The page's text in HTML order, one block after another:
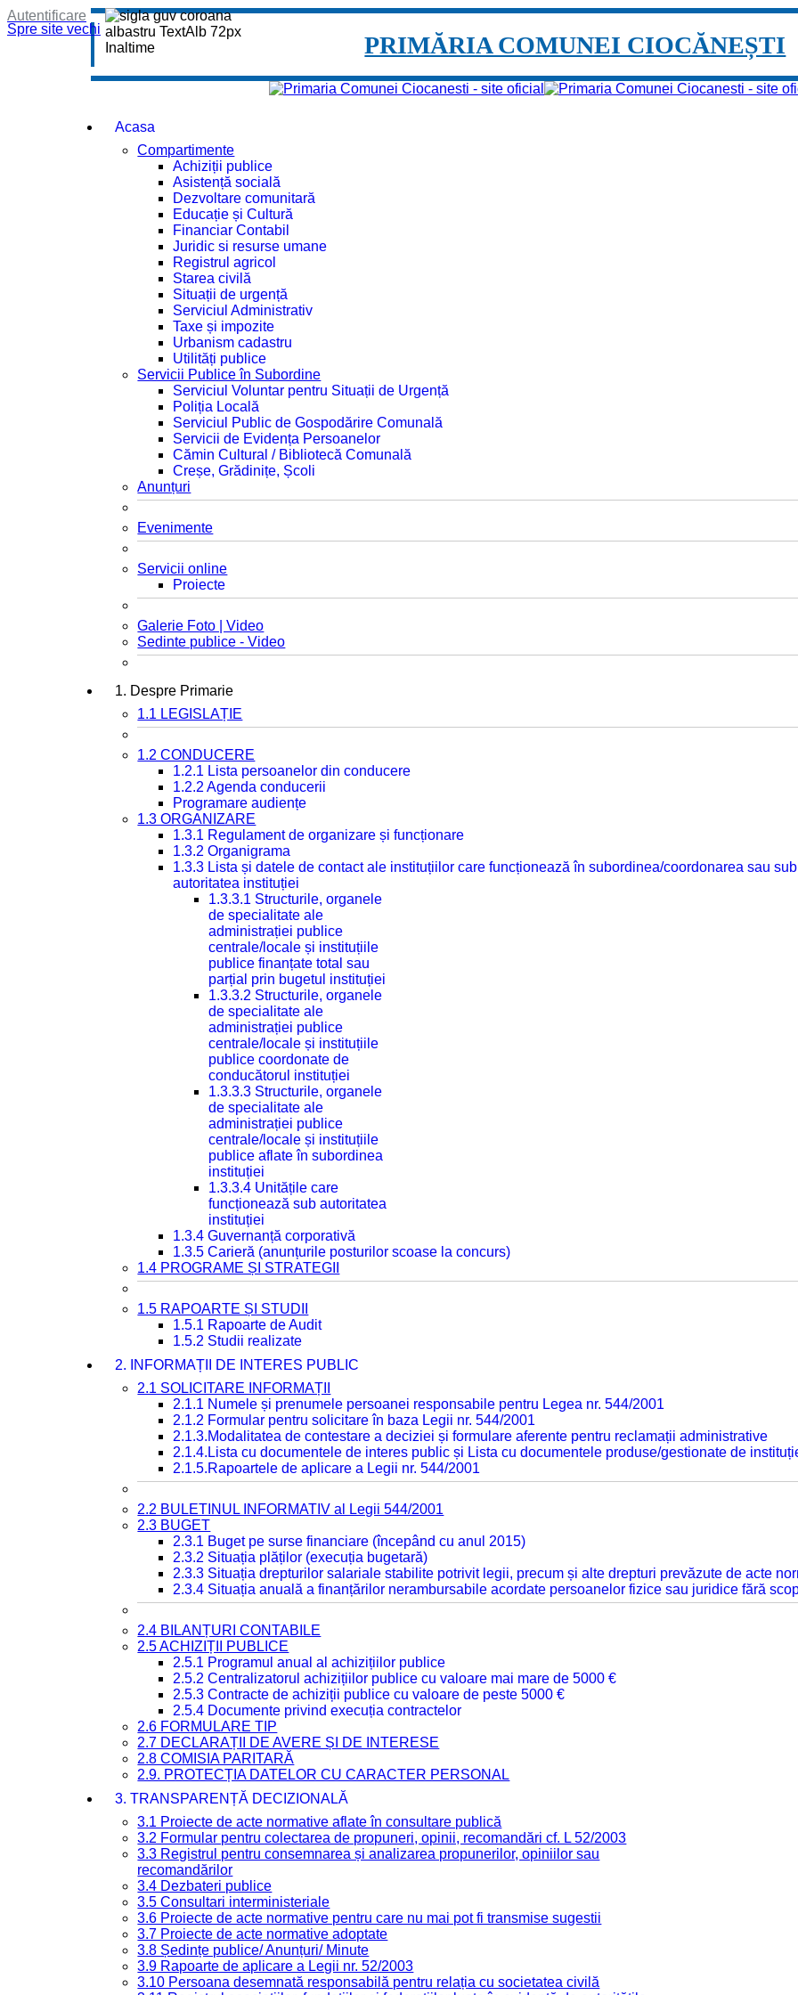
Spre site vechi
Autentificare
PRIMĂRIA COMUNEI CIOCĂNEȘTI
Acasa
Compartimente
Achiziții publice
Asistență socială
Dezvoltare comunitară
Educație și Cultură
Financiar Contabil
Juridic si resurse umane
Registrul agricol
Starea civilă
Situații de urgență
Serviciul Administrativ
Taxe și impozite
Urbanism cadastru
Utilități publice
Servicii Publice în Subordine
Serviciul Voluntar pentru Situații de Urgență
Poliția Locală
Serviciul Public de Gospodărire Comunală
Servicii de Evidența Persoanelor
Cămin Cultural / Bibliotecă Comunală
Creșe, Grădinițe, Școli
Anunțuri
Evenimente
Servicii online
Proiecte
Galerie Foto | Video
Sedinte publice - Video
1. Despre Primarie
1.1 LEGISLAȚIE
1.2 CONDUCERE
1.2.1 Lista persoanelor din conducere
1.2.2 Agenda conducerii
Programare audiențe
1.3 ORGANIZARE
1.3.1 Regulament de organizare și funcționare
1.3.2 Organigrama
1.3.3 Lista și datele de contact ale instituțiilor care funcționează în subordinea/coordonarea sau sub
autoritatea instituției
1.3.3.1 Structurile, organele
de specialitate ale
administrației publice
centrale/locale și instituțiile
publice finanțate total sau
parțial prin bugetul instituției
1.3.3.2 Structurile, organele
de specialitate ale
administrației publice
centrale/locale și instituțiile
publice coordonate de
conducătorul instituției
1.3.3.3 Structurile, organele
de specialitate ale
administrației publice
centrale/locale și instituțiile
publice aflate în subordinea
instituției
1.3.3.4 Unitățile care
funcționează sub autoritatea
instituției
1.3.4 Guvernanță corporativă
1.3.5 Carieră (anunțurile posturilor scoase la concurs)
1.4 PROGRAME ȘI STRATEGII
1.5 RAPOARTE ȘI STUDII
1.5.1 Rapoarte de Audit
1.5.2 Studii realizate
2. INFORMAȚII DE INTERES PUBLIC
2.1 SOLICITARE INFORMAȚII
2.1.1 Numele și prenumele persoanei responsabile pentru Legea nr. 544/2001
2.1.2 Formular pentru solicitare în baza Legii nr. 544/2001
2.1.3.Modalitatea de contestare a deciziei și formulare aferente pentru reclamații administrative
2.1.4.Lista cu documentele de interes public și Lista cu documentele produse/gestionate de
2.1.5.Rapoartele de aplicare a Legii nr. 544/2001
2.2 BULETINUL INFORMATIV al Legii 544/2001
2.3 BUGET
2.3.1 Buget pe surse financiare (începând cu anul 2015)
2.3.2 Situația plăților (execuția bugetară)
2.3.3 Situația drepturilor salariale stabilite potrivit legii, precum și alte drepturi prevăzute de acte
2.3.4 Situația anuală a finanțărilor nerambursabile acordate persoanelor fizice sau juridice fără
2.4 BILANȚURI CONTABILE
2.5 ACHIZIȚII PUBLICE
2.5.1 Programul anual al achizițiilor publice
2.5.2 Centralizatorul achizițiilor publice cu valoare mai mare de 5000 €
2.5.3 Contracte de achiziții publice cu valoare de peste 5000 €
2.5.4 Documente privind execuția contractelor
2.6 FORMULARE TIP
2.7 DECLARAȚII DE AVERE ȘI DE INTERESE
2.8 COMISIA PARITARĂ
2.9. PROTECȚIA DATELOR CU CARACTER PERSONAL
3. TRANSPARENȚĂ DECIZIONALĂ
3.1 Proiecte de acte normative aflate în consultare publică
3.2 Formular pentru colectarea de propuneri, opinii, recomandări cf. L 52/2003
3.3 Registrul pentru consemnarea și analizarea propunerilor, opiniilor sau
recomandărilor
3.4 Dezbateri publice
3.5 Consultari interministeriale
3.6 Proiecte de acte normative pentru care nu mai pot fi transmise sugestii
3.7 Proiecte de acte normative adoptate
3.8 Ședințe publice/ Anunțuri/ Minute
3.9 Rapoarte de aplicare a Legii nr. 52/2003
3.10 Persoana desemnată responsabilă pentru relația cu societatea civilă